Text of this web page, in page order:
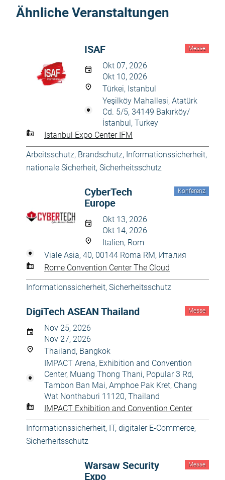
Ähnliche Veranstaltungen
Messe
ISAF
Okt 07, 2026
Okt 10, 2026
Türkei, Istanbul
Yeşilköy Mahallesi, Atatürk
Cd. 5/5, 34149 Bakırköy/
İstanbul, Turkey
Istanbul Expo Center IFM
Arbeitsschutz, Brandschutz, Informationssicherheit,
nationale Sicherheit, Sicherheitsschutz
Konferenz
CyberTech
Europe
Okt 13, 2026
Okt 14, 2026
Italien, Rom
Viale Asia, 40, 00144 Roma RM, Италия
Rome Convention Center The Cloud
Informationssicherheit, Sicherheitsschutz
Messe
DigiTech ASEAN Thailand
Nov 25, 2026
Nov 27, 2026
Thailand, Bangkok
IMPACT Arena, Exhibition and Convention
Center, Muang Thong Thani, Popular 3 Rd,
Tambon Ban Mai, Amphoe Pak Kret, Chang
Wat Nonthaburi 11120, Thailand
IMPACT Exhibition and Convention Center
Informationssicherheit, IT, digitaler E-Commerce,
Sicherheitsschutz
Messe
Warsaw Security
Expo